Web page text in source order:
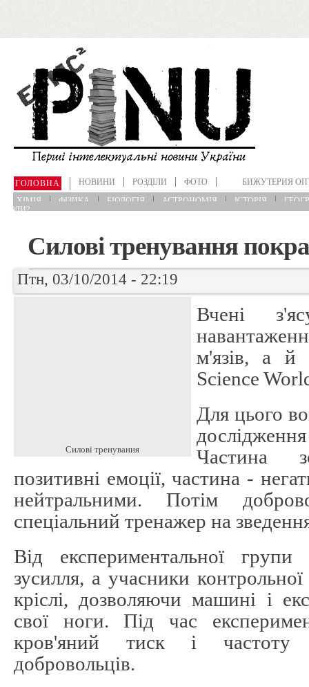
Перейти до основного матеріалу
ГОЛОВНА НОВИНИ
РОЗДІЛИ
ХІМІЯ
ФІЗИКА БІОЛОГІЯ АСТРОНОМІЯ ІСТОРІЯ
ФОТО БИЖУТЕРИЯ
Силові тренування
Птн, 03/10/2014 - 22:19
Силові тренування
Вчені
м'язів, а й
Science
Для цього
Частина
позитивні емоції, частина -
нейтральними. Потім
спеціальний тренажер на
Від експериментальної групи
зусилля, а учасники
кріслі, дозволяючи машині і
свої ноги. Під час
кров'яний тиск і частоту
добровольців.